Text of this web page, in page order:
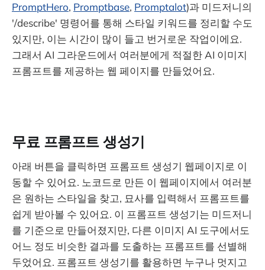
PromptHero, Promptbase, Promptalot)과 미드저니의
'/describe' 명령어를 통해 스타일 키워드를 정리할 수도
있지만, 이는 시간이 많이 들고 번거로운 작업이에요.
그래서 AI 그라운드에서 여러분에게 적절한 AI 이미지
프롬프트를 제공하는 웹 페이지를 만들었어요.
무료 프롬프트 생성기
아래 버튼을 클릭하면 프롬프트 생성기 웹페이지로 이
동할 수 있어요. 노코드로 만든 이 웹페이지에서 여러분
은 원하는 스타일을 찾고, 묘사를 입력해서 프롬프트를
쉽게 받아볼 수 있어요. 이 프롬프트 생성기는 미드저니
를 기준으로 만들어졌지만, 다른 이미지 AI 도구에서도
어느 정도 비슷한 결과를 도출하는 프롬프트를 선별해
두었어요. 프롬프트 생성기를 활용하면 누구나 멋지고